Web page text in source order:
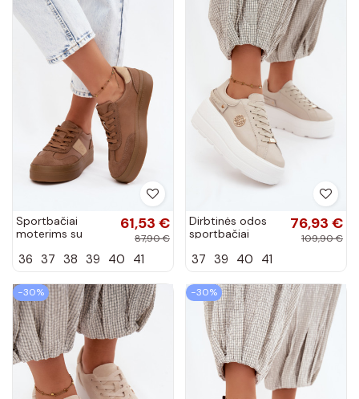
Sportbačiai
moterims su
UU274015 rudos
61,53 €
87,90 €
36 37 38 39 40 41
Dirbtinės odos
sportbačiai
platforma D&A
spalvos
76,93 €
109,90 €
37 39 40 41
−30% −30%